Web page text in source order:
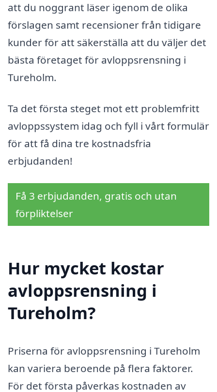
att du noggrant läser igenom de olika
förslagen samt recensioner från tidigare
kunder för att säkerställa att du väljer det
bästa företaget för avloppsrensning i
Tureholm.
Ta det första steget mot ett problemfritt
avloppssystem idag och fyll i vårt formulär
för att få dina tre kostnadsfria
erbjudanden!
Få 3 erbjudanden, gratis och utan
förpliktelser
Hur mycket kostar
avloppsrensning i
Tureholm?
Priserna för avloppsrensning i Tureholm
kan variera beroende på flera faktorer.
För det första påverkas kostnaden av